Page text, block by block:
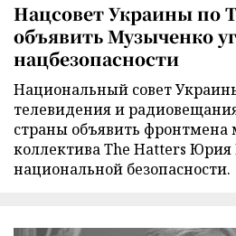
Нацсовет Украины по
объявить Музыченко
нацбезопасности
Национальный совет
телевидения и
страны объявить фронтмена
коллектива The Hatters
национальной безопасности.